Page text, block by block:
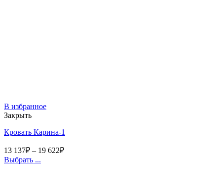
В избранное
Закрыть
Кровать Карина-1
13 137₽ – 19 622₽
Выбрать ...